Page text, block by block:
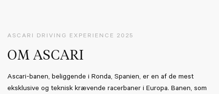
ASCARI DRIVING EXPERIENCE 2025
OM ASCARI
Ascari-banen, beliggende i Ronda, Spanien, er en af de mest
eksklusive og teknisk krævende racerbaner i Europa. Banen, som